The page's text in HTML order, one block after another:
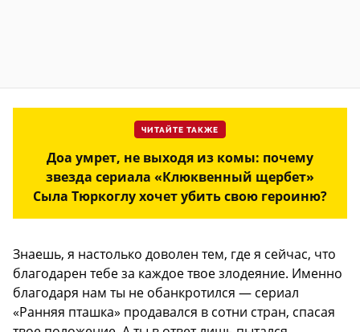
ЧИТАЙТЕ ТАКЖЕ
Доа умрет, не выходя из комы: почему
звезда сериала «Клюквенный щербет»
Сыла Тюркоглу хочет убить свою героиню?
Знаешь, я настолько доволен тем, где я сейчас, что
благодарен тебе за каждое твое злодеяние. Именно
благодаря нам ты не обанкротился — сериал
«Ранняя пташка» продавался в сотни стран, спасая